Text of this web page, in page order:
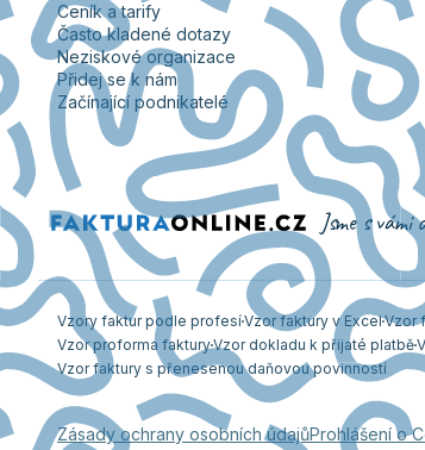
Ceník a tarify
Často kladené dotazy
Neziskové organizace
Přidej se k nám
Začínající podnikatelé
Jsme s vámi
Vzory faktur podle profesíVzor faktury v ExcelVzor
Vzor proforma fakturyVzor dokladu k přijaté platbě
Vzor faktury s přenesenou daňovou povinností
Zásady ochrany osobních údajůProhlášení o